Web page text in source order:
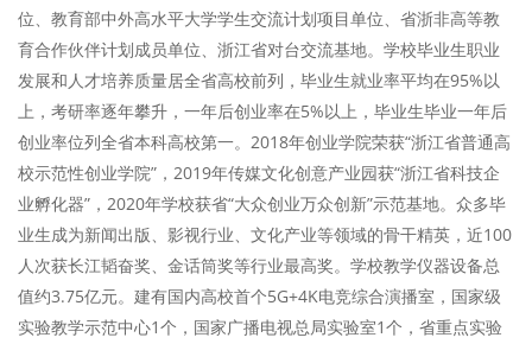
位、教育部中外高水平大学学生交流计划项目单位、省浙非高等教
育合作伙伴计划成员单位、浙江省对台交流基地。学校毕业生职业
发展和人才培养质量居全省高校前列，毕业生就业率平均在95%以
上，考研率逐年攀升，一年后创业率在5%以上，毕业生毕业一年后
创业率位列全省本科高校第一。2018年创业学院荣获“浙江省普通高
校示范性创业学院”，2019年传媒文化创意产业园获“浙江省科技企
业孵化器”，2020年学校获省“大众创业万众创新”示范基地。众多毕
业生成为新闻出版、影视行业、文化产业等领域的骨干精英，近100
人次获长江韬奋奖、金话筒奖等行业最高奖。学校教学仪器设备总
值约3.75亿元。建有国内高校首个5G+4K电竞综合演播室，国家级
实验教学示范中心1个，国家广播电视总局实验室1个，省重点实验